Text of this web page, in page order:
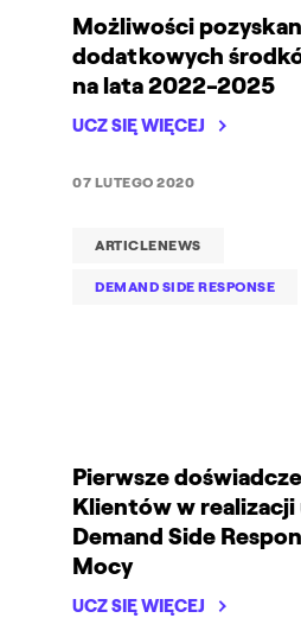
Możliwości
dodatkowych
na lata 2022-2025
UCZ SIĘ WIĘCEJ
ARTICLENEWS
DEMAND SIDE RESPONSE
07 LUTEGO 2020
Pierwsze
Klientów w realizacji
Demand Side
Mocy
UCZ SIĘ WIĘCEJ